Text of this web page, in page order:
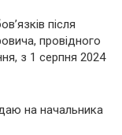
після
провідного
з 1 серпня 2024
на начальника